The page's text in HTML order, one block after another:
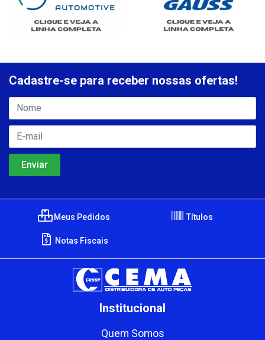
Cadastre-se para receber nossas ofertas!
Meus Pedidos Títulos
Notas Fiscais
Institucional
Quem Somos